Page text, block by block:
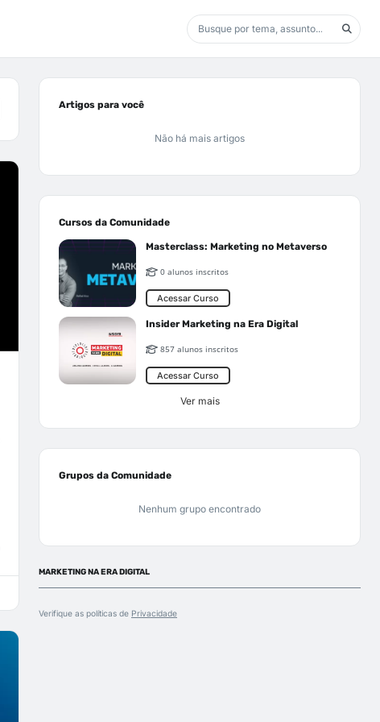
Artigos para você
Não há mais artigos
Cursos da Comunidade
Masterclass: Marketing no Metaverso
0 alunos inscritos
Acessar Curso
Insider Marketing na Era Digital
857 alunos inscritos
Acessar Curso
Ver mais
Grupos da Comunidade
Nenhum grupo encontrado
MARKETING NA ERA DIGITAL
Verifique as políticas de Privacidade